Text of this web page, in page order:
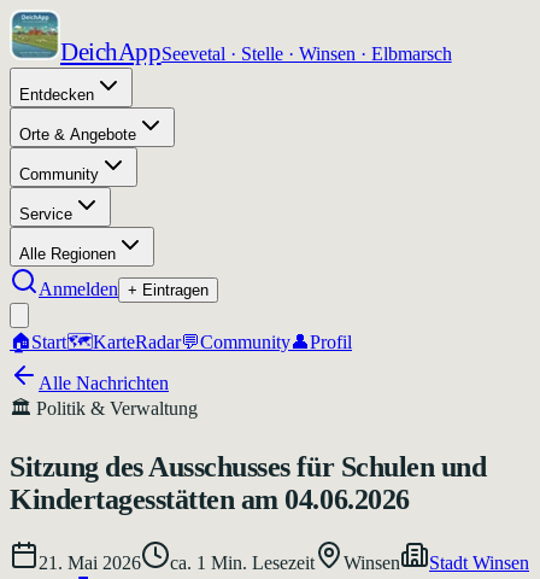
DeichAppSeevetal · Stelle · Winsen · Elbmarsch
Entdecken
Orte & Angebote
Community
Service
Alle Regionen
Anmelden + Eintragen
🏠Start🗺️KarteRadar💬Community👤Profil
Alle Nachrichten
🏛️ Politik & Verwaltung
Sitzung des Ausschusses für Schulen und
Kindertagesstätten am 04.06.2026
21. Mai 2026 ca. 1 Min. Lesezeit Winsen
Stadt Winsen